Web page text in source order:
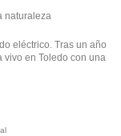
naturaleza
eléctrico. Tras un año
vivo en Toledo con una